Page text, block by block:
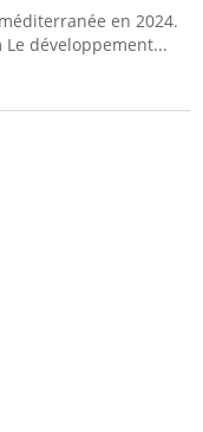
en 2024.
développement...